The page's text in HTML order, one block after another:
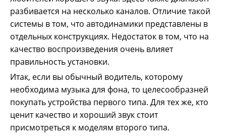
разбивается на несколько каналов. Отличие такой
системы в том, что автодинамики представлены в
отдельных конструкциях. Недостаток в том, что на
качество воспроизведения очень влияет
правильность установки.
Итак, если вы обычный водитель, которому
необходима музыка для фона, то целесообразней
покупать устройства первого типа. Для тех же, кто
ценит качество и хороший звук стоит
присмотреться к моделям второго типа.